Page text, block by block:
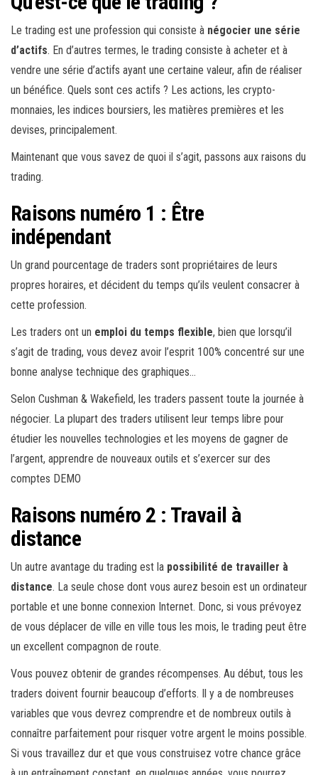
Le trading est une profession qui consiste à négocier une série
d’actifs. En d’autres termes, le trading consiste à acheter et à
vendre une série d’actifs ayant une certaine valeur, afin de réaliser
un bénéfice. Quels sont ces actifs ? Les actions, les crypto-
monnaies, les indices boursiers, les matières premières et les
devises, principalement.
Maintenant que vous savez de quoi il s’agit, passons aux raisons du
trading.
Raisons numéro 1 : Être
indépendant
Un grand pourcentage de traders sont propriétaires de leurs
propres horaires, et décident du temps qu’ils veulent consacrer à
cette profession.
Les traders ont un emploi du temps flexible, bien que lorsqu’il
s’agit de trading, vous devez avoir l’esprit 100% concentré sur une
bonne analyse technique des graphiques…
Selon Cushman & Wakefield, les traders passent toute la journée à
négocier. La plupart des traders utilisent leur temps libre pour
étudier les nouvelles technologies et les moyens de gagner de
l’argent, apprendre de nouveaux outils et s’exercer sur des
comptes DEMO
Raisons numéro 2 : Travail à
distance
Un autre avantage du trading est la possibilité de travailler à
distance. La seule chose dont vous aurez besoin est un ordinateur
portable et une bonne connexion Internet. Donc, si vous prévoyez
de vous déplacer de ville en ville tous les mois, le trading peut être
un excellent compagnon de route.
Vous pouvez obtenir de grandes récompenses. Au début, tous les
traders doivent fournir beaucoup d’efforts. Il y a de nombreuses
variables que vous devrez comprendre et de nombreux outils à
connaître parfaitement pour risquer votre argent le moins possible.
Si vous travaillez dur et que vous construisez votre chance grâce